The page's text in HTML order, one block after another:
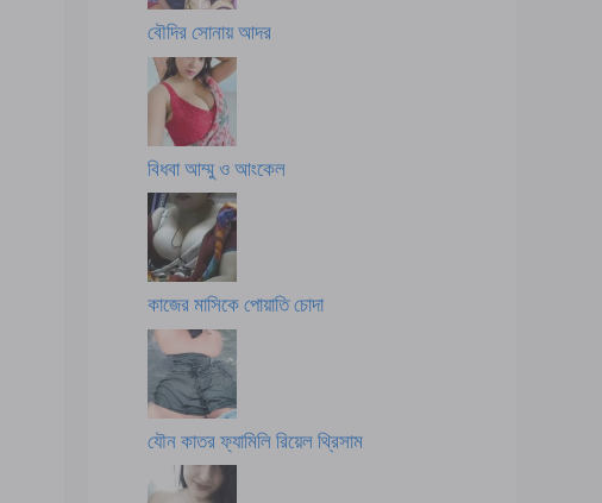
বৌদির সোনায় আদর
বিধবা আম্মু ও আংকেল
কাজের মাসিকে পোয়াতি চোদা
যৌন কাতর ফ্যামিলি রিয়েল থ্রিসাম